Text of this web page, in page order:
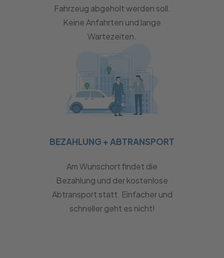
Fahrzeug abgeholt werden soll.
Keine Anfahrten und lange
Wartezeiten.
BEZAHLUNG + ABTRANSPORT
Am Wunschort findet die
Bezahlung und der kostenlose
Abtransport statt. Einfacher und
schneller geht es nicht!